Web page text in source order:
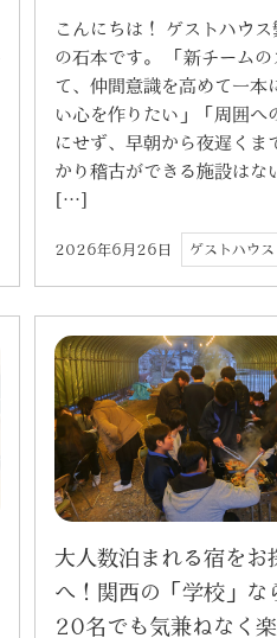
こんにちは！ ゲストハウス
の石本です。 「新チームの
て、仲間意識を高めて一本
い心を作りたい」「周囲へ
にせず、早朝から夜遅くま
かり稽古ができる施設はな
[…]
2026年6月26日 ゲストハウス
大人数泊まれる宿をお
へ！関西の「学校」な
20名でも気兼ねなく